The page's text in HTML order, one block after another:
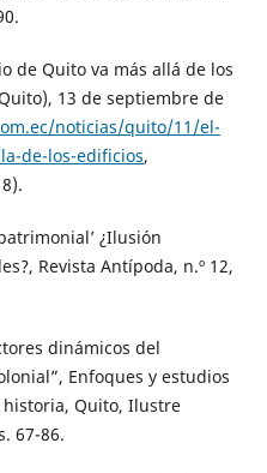
de Quito va más allá de los
13 de septiembre de
noticias/quito/11/el-
de-los-edificios,
¿Ilusión
Revista Antípoda, n.º 12,
dinámicos del
Enfoques y estudios
Quito, Ilustre
67-86.